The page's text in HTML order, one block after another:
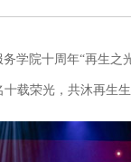
院十周年“再生之
载荣光，共沐再生